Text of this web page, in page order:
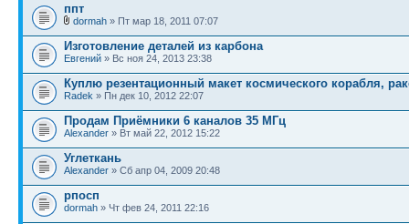
ппт
dormah » Пт мар 18, 2011 07:07
Изготовление деталей из карбона
Евгений » Вс ноя 24, 2013 23:38
Куплю резентационный макет космического корабля,
Radek » Пн дек 10, 2012 22:07
Продам Приёмники 6 каналов 35 МГц
Alexander » Вт май 22, 2012 15:22
Углеткань
Alexander » Сб апр 04, 2009 20:48
рпосп
dormah » Чт фев 24, 2011 22:16